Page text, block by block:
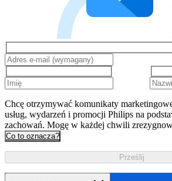
Chcę otrzymywać komunikaty
usług, wydarzeń i promocji Philips na
zachowań. Mogę w każdej chwili
Co to oznacza?
Prześlij